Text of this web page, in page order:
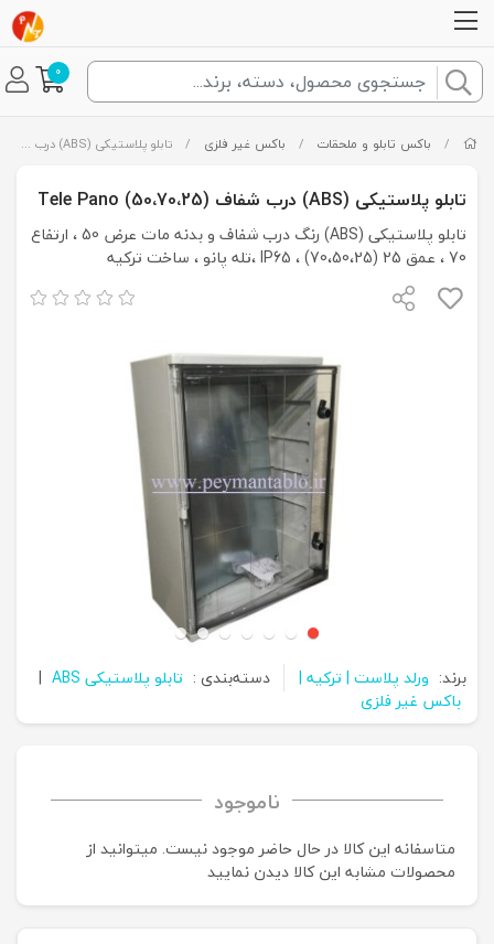
0
/ باکس تابلو و ملحقات / باکس غیر فلزی / تابلو پلاستیکی (ABS) درب شفاف (50،70،25) Tele Pano
تابلو پلاستیکی (ABS) درب شفاف (50،70،25) Tele Pano
تابلو پلاستیکی (ABS) رنگ درب شفاف و بدنه مات عرض 50 ، ارتفاع
70 ، عمق 25 (70،50،25) ، IP65 ،تله پانو ، ساخت ترکیه
برند: ورلد پلاست | ترکیه | دسته‌بندی : تابلو پلاستیکی ABS
|
باکس غیر فلزی
ناموجود
متاسفانه این کالا در حال حاضر موجود نیست. می‍توانید از
محصولات مشابه این کالا دیدن نمایید